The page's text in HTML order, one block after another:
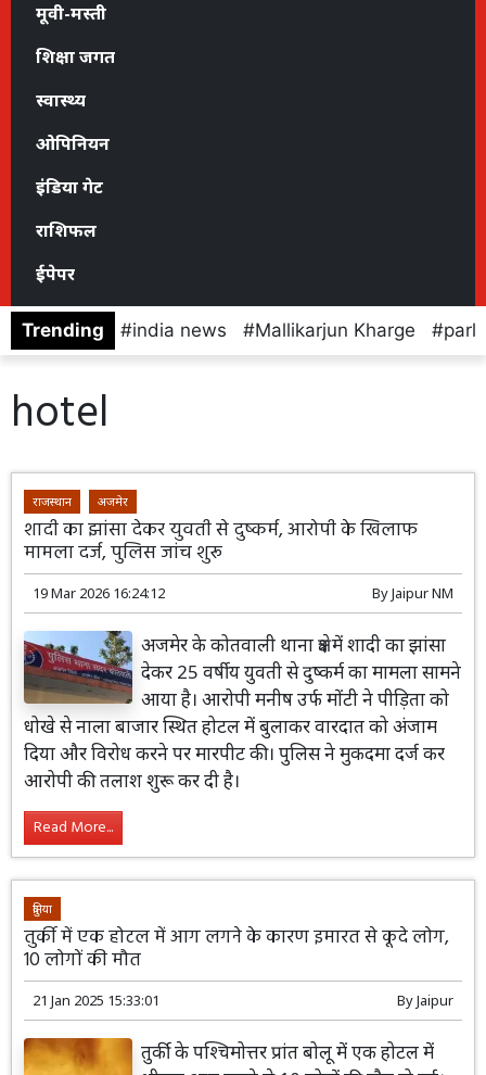
मूवी-मस्ती
शिक्षा जगत
स्वास्थ्य
ओपिनियन
इंडिया गेट
राशिफल
ईपेपर
Trending india news Mallikarjun Kharge
hotel
राजस्थान अजमेर
शादी का झांसा देकर युवती से दुष्कर्म, आरोपी के खिलाफ
मामला दर्ज, पुलिस जांच शुरू
19 Mar 2026 16:24:12 ByJaipur NM
अजमेर के कोतवाली थाना क्षेत्र में शादी का झांसा
देकर 25 वर्षीय युवती से दुष्कर्म का मामला सामने
आया है। आरोपी मनीष उर्फ मोंटी ने पीड़िता को
धोखे से नाला बाजार स्थित होटल में बुलाकर वारदात को अंजाम
दिया और विरोध करने पर मारपीट की। पुलिस ने मुकदमा दर्ज कर
आरोपी की तलाश शुरू कर दी है।
Read More...
दुनिया
तुर्की में एक होटल में आग लगने के कारण इमारत से कूदे लोग,
10 लोगों की मौत
21 Jan 2025 15:33:01 ByJaipur
तुर्की के पश्चिमोत्तर प्रांत बोलू में एक होटल में